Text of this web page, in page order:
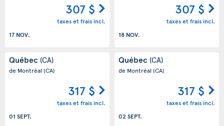
307 $
taxes et frais incl.
17 NOV.
307 $
taxes et frais incl.
18 NOV.
Québec (CA)
de Montréal(CA)
317 $
taxes et frais incl.
01 SEPT.
Québec (CA)
de Montréal(CA)
317 $
taxes et frais incl.
02 SEPT.